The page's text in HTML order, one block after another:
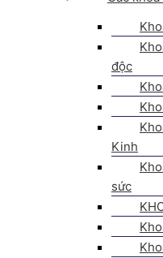
độc
Kinh
sức